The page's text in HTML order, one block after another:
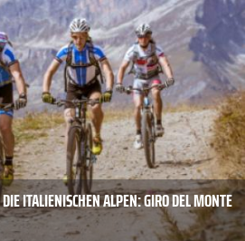
ITALIENISCHEN ALPEN: GIRO DEL MONTE